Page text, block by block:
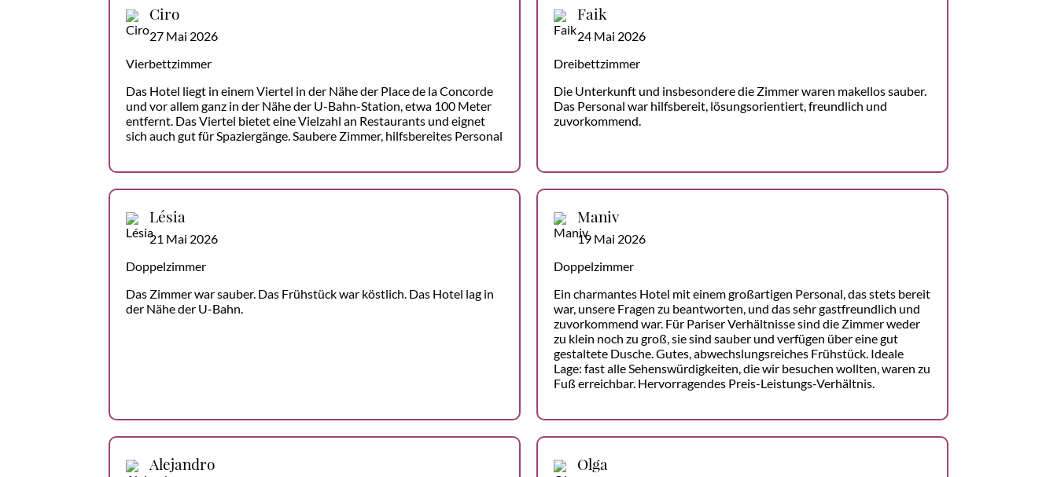
Ciro
27 Mai 2026
Vierbettzimmer
Das Hotel liegt in einem Viertel in der Nähe der Place de la Concorde
und vor allem ganz in der Nähe der U-Bahn-Station, etwa 100 Meter
entfernt. Das Viertel bietet eine Vielzahl an Restaurants und eignet
sich auch gut für Spaziergänge. Saubere Zimmer, hilfsbereites Personal
Faik
24 Mai 2026
Dreibettzimmer
Die Unterkunft und insbesondere die Zimmer waren makellos sauber.
Das Personal war hilfsbereit, lösungsorientiert, freundlich und
zuvorkommend.
Lésia
21 Mai 2026
Doppelzimmer
Das Zimmer war sauber. Das Frühstück war köstlich. Das Hotel lag in
der Nähe der U-Bahn.
Maniv
19 Mai 2026
Doppelzimmer
Ein charmantes Hotel mit einem großartigen Personal, das stets bereit
war, unsere Fragen zu beantworten, und das sehr gastfreundlich und
zuvorkommend war. Für Pariser Verhältnisse sind die Zimmer weder
zu klein noch zu groß, sie sind sauber und verfügen über eine gut
gestaltete Dusche. Gutes, abwechslungsreiches Frühstück. Ideale
Lage: fast alle Sehenswürdigkeiten, die wir besuchen wollten, waren zu
Fuß erreichbar. Hervorragendes Preis-Leistungs-Verhältnis.
Alejandro Olga